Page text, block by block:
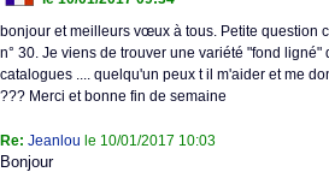
bonjour et meilleurs vœux à tous. Petite question
n° 30. Je viens de trouver une variété "fond
catalogues .... quelqu'un peux t il m'aider et me
??? Merci et bonne fin de semaine
Re: Jeanlou le 10/01/2017 10:03
Bonjour